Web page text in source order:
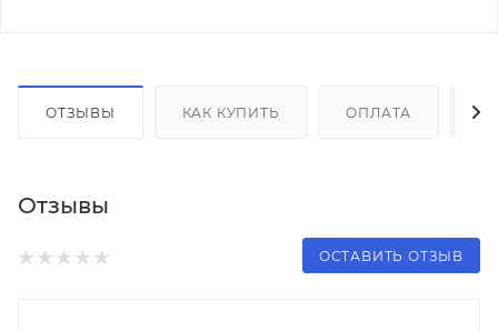
ОТЗЫВЫ КАК КУПИТЬ ОПЛАТА
Отзывы
ОСТАВИТЬ ОТЗЫВ